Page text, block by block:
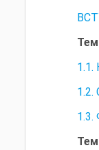
1.1.
1.2.
1.3.